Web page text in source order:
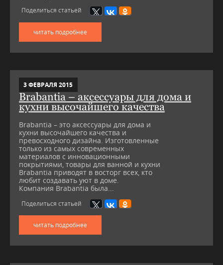
Поделиться статьей
читать подробнее
3 ФЕВРАЛЯ 2015
Brabantia – аксессуары для дома и
кухни высочайшего качества
Brabantia – это аксессуары для дома и
кухни высочайшего качества и
превосходного дизайна. Изготовленные
только из самых современных
материалов с инновационными
покрытиями, товары для ванной и кухни
Brabantia приводят в восторг всех, кто
любит создавать уют в доме.
Компания Brabantia была...
Поделиться статьей
читать подробнее